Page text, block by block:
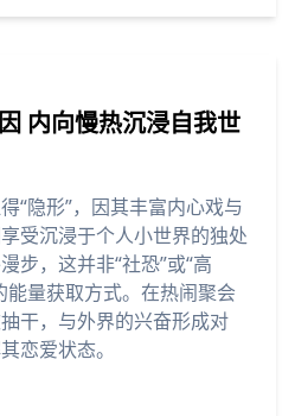
内向慢热沉浸自我世
“隐形”，因其丰富内心戏与
受沉浸于个人小世界的独处
步，这并非“社恐”或“高
能量获取方式。在热闹聚会
干，与外界的兴奋形成对
恋爱状态。